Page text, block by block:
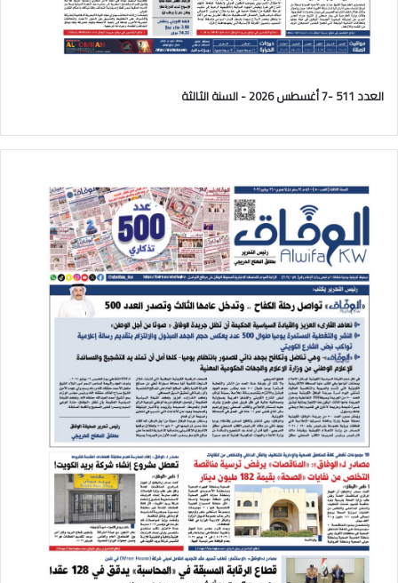
العدد 511 -7 أغسطس 2026 - السنة الثالثة